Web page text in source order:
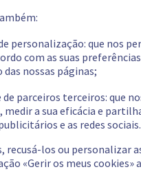
personalização: que nos
com as suas
nossas páginas;
de parceiros terceiros: que
a sua eficácia e
e as redes sociais.
los ou personalizar
«Gerir os meus cookies»